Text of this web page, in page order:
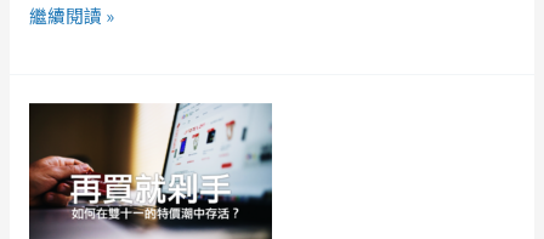
的
繼續閱讀 »
在
雙
11